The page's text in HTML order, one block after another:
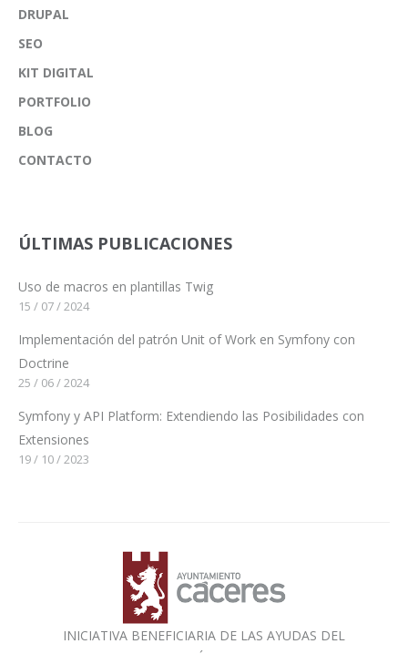
DRUPAL
SEO
KIT DIGITAL
PORTFOLIO
BLOG
CONTACTO
ÚLTIMAS PUBLICACIONES
Uso de macros en plantillas Twig
15 / 07 / 2024
Implementación del patrón Unit of Work en Symfony con
Doctrine
25 / 06 / 2024
Symfony y API Platform: Extendiendo las Posibilidades con
Extensiones
19 / 10 / 2023
INICIATIVA BENEFICIARIA DE LAS AYUDAS DEL